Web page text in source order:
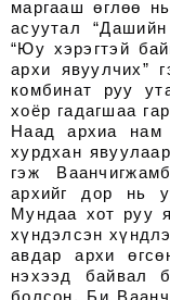
маргааш өглөө
асуутал
“Юу хэрэгтэй
архи явуулчих”
комбинат руу
хоёр гадагшаа
Наад архиа нам
хурдхан
гэж
архийг дор нь
Мундаа хот руу
хүндэлсэн
авдар архи
нэхээд
болсон. Би